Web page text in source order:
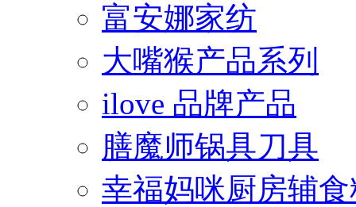
富安娜家纺
大嘴猴产品系列
ilove 品牌产品
膳魔师锅具刀具
幸福妈咪厨房辅